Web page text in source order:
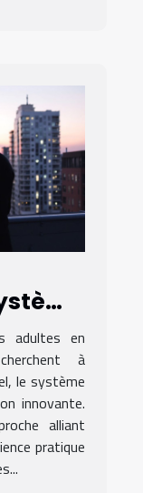
adultes en
à
le système
innovante.
alliant
pratique